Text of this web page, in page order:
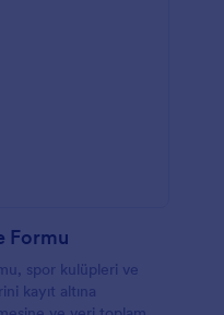
Formu
spor kulüpleri ve
kayıt altına